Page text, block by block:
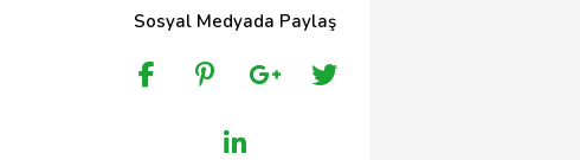
Sosyal Medyada Paylaş